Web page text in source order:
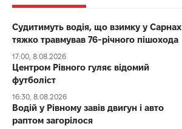
Судитимуть водія, що взимку у Сарнах
тяжко травмував 76-річного пішохода
17:00, 8.08.2026
Центром Рівного гуляє відомий
футболіст
16:30, 8.08.2026
Водій у Рівному завів двигун і авто
раптом загорілося